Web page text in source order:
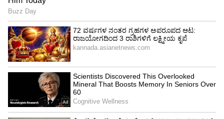
ಬಳಸುತ್ತಾರೆ. ಆದರೆ ಫೋಟೋ ಕ್ಲಿಕ್ಕಿಸುವಾಗ ಸಾಮಾನ್ಯ
ಕ್ಯಾಮೆರಾವನ್ನೇ ಬಳಸಿ. ಅಪ್ಲಿಕೇಶನ್‌ನಿಂದ ಫೋಟೋ
ಸ್ವಾಭಾವಿಕವಾಗಿ ಬರುವುದಿಲ್ಲ. ಫಿಲ್ಟರ್‌ನೊಂದಿಗೆ
ಫೋಟೋದಲ್ಲಿ ಬದಲಾವಣೆಗಳನ್ನು ಮಾಡುವುದು ಕಷ್ಟ. ಆದರೆ
ನಂತರ ನೀವು ನೈಸರ್ಗಿಕ ಫೋಟೋವನ್ನು ಹಲವು ರೀತಿಯಲ್ಲಿ
ಫಿಲ್ಟರ್ ಮಾಡಬಹುದು.
ಹಂಪಿ ಬಳಿ ತಲೆ ಎತ್ತಲಿದೆ ವಿಶ್ವ ದರ್ಜೆಯ ತ್ರೀಸ್ಟಾರ್